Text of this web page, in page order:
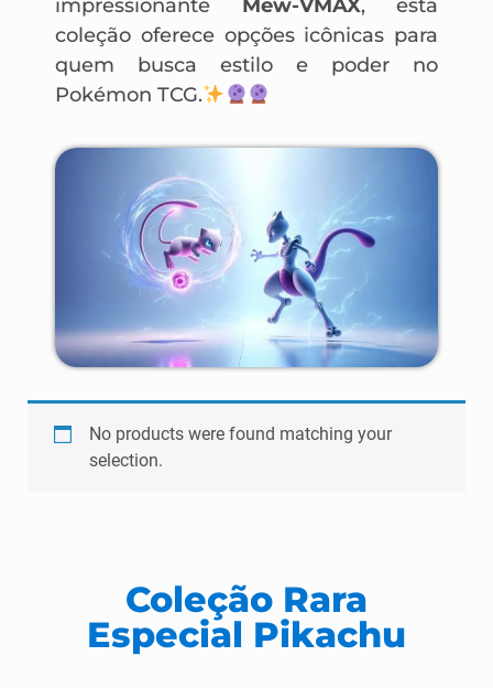
impressionante Mew-VMAX, esta
coleção oferece opções icônicas para
quem busca estilo e poder no
Pokémon TCG.
No products were found matching your
selection.
Coleção Rara
Especial Pikachu